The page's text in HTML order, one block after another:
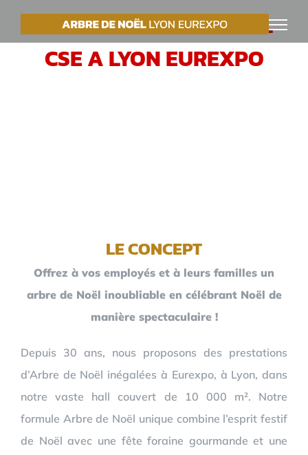
PasserVOTRE ARBRE DE NOËL
CSE A LYON EUREXPO
LE CONCEPT
Offrez à vos employés et à leurs familles un
arbre de Noël inoubliable en célébrant Noël de
manière spectaculaire !
Depuis 30 ans, nous proposons des prestations
d’Arbre de Noël inégalées à Eurexpo, à Lyon, dans
notre vaste hall couvert de 10 000 m². Notre
formule Arbre de Noël unique combine l’esprit festif
de Noël avec une fête foraine gourmande et une